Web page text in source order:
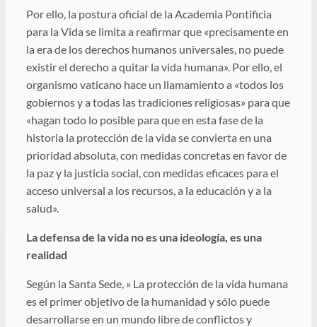
Por ello, la postura oficial de la Academia Pontificia
para la Vida se limita a reafirmar que «precisamente en
la era de los derechos humanos universales, no puede
existir el derecho a quitar la vida humana». Por ello, el
organismo vaticano hace un llamamiento a «todos los
gobiernos y a todas las tradiciones religiosas» para que
«hagan todo lo posible para que en esta fase de la
historia la protección de la vida se convierta en una
prioridad absoluta, con medidas concretas en favor de
la paz y la justicia social, con medidas eficaces para el
acceso universal a los recursos, a la educación y a la
salud».
La defensa de la vida no es una ideología, es una
realidad
Según la Santa Sede, » La protección de la vida humana
es el primer objetivo de la humanidad y sólo puede
desarrollarse en un mundo libre de conflictos y